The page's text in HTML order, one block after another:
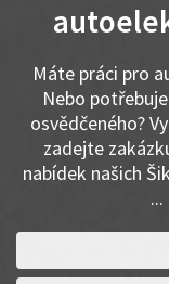
Máte práci pro
Nebo
osvědčeného?
zadejte
nabídek našich